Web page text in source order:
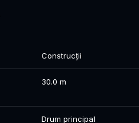
Construcții
30.0 m
Drum principal